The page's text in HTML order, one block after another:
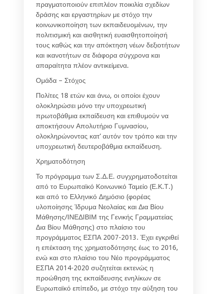
πραγματοποιούν επιπλέον ποικιλία σχεδίων
δράσης και εργαστηρίων με στόχο την
κοινωνικοποίηση των εκπαιδευομένων, την
πολιτισμική και αισθητική ευαισθητοποίησή
τους καθώς και την απόκτηση νέων δεξιοτήτων
και ικανοτήτων σε διάφορα σύγχρονα και
απαραίτητα πλέον αντικείμενα.
Ομάδα – Στόχος
Πολίτες 18 ετών και άνω, οι οποίοι έχουν
ολοκληρώσει μόνο την υποχρεωτική
πρωτοβάθμια εκπαίδευση και επιθυμούν να
αποκτήσουν Απολυτήριο Γυμνασίου,
ολοκληρώνοντας κατ’ αυτόν τον τρόπο και την
υποχρεωτική δευτεροβάθμια εκπαίδευση.
Χρηματοδότηση
Το πρόγραμμα των Σ.Δ.Ε. συγχρηματοδοτείται
από το Ευρωπαϊκό Κοινωνικό Ταμείο (Ε.Κ.Τ.)
και από το Ελληνικό Δημόσιο (φορέας
υλοποίησης Ίδρυμα Νεολαίας και Δια Βίου
Μάθησης/ΙΝΕΔΙΒΙΜ της Γενικής Γραμματείας
Δια Βίου Μάθησης) στο πλαίσιο του
προγράμματος ΕΣΠΑ 2007-2013. Έχει εγκριθεί
η επέκταση της χρηματοδότησης έως το 2016,
ενώ και στο πλαίσιο του Νέο προγράμματος
ΕΣΠΑ 2014-2020 συζητείται εκτενώς η
προώθηση της εκπαίδευσης ενηλίκων σε
Ευρωπαϊκό επίπεδο, με στόχο την αύξηση του